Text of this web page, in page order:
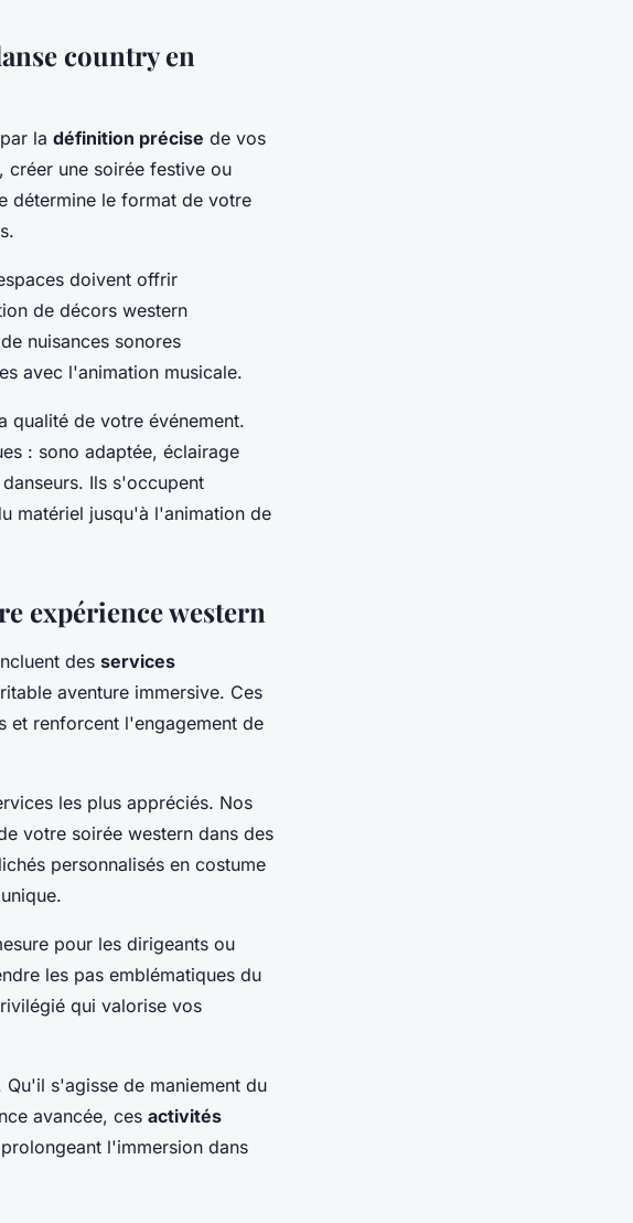
country en
la définition précise de vos
une soirée festive ou
détermine le format de votre
doivent offrir
de décors western
nuisances sonores
avec l'animation musicale.
qualité de votre événement.
: sono adaptée, éclairage
Ils s'occupent
matériel jusqu'à l'animation de
expérience western
des services
aventure immersive. Ces
et renforcent l'engagement de
les plus appréciés. Nos
votre soirée western dans des
personnalisés en costume
pour les dirigeants ou
les pas emblématiques du
qui valorise vos
s'agisse de maniement du
avancée, ces activités
l'immersion dans